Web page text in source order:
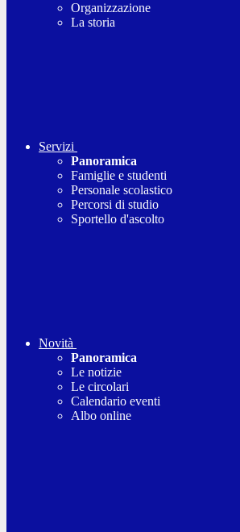
Organizzazione
La storia
Servizi
Panoramica
Famiglie e studenti
Personale scolastico
Percorsi di studio
Sportello d'ascolto
Novità
Panoramica
Le notizie
Le circolari
Calendario eventi
Albo online